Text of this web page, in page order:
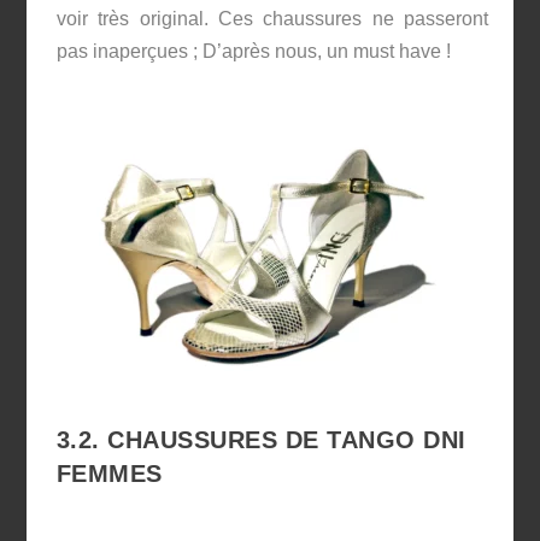
voir très original. Ces chaussures ne passeront
pas inaperçues ; D’après nous, un must have !
3.2. CHAUSSURES DE TANGO DNI
FEMMES